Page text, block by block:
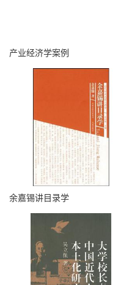
产业经济学案例
余嘉锡讲目录学